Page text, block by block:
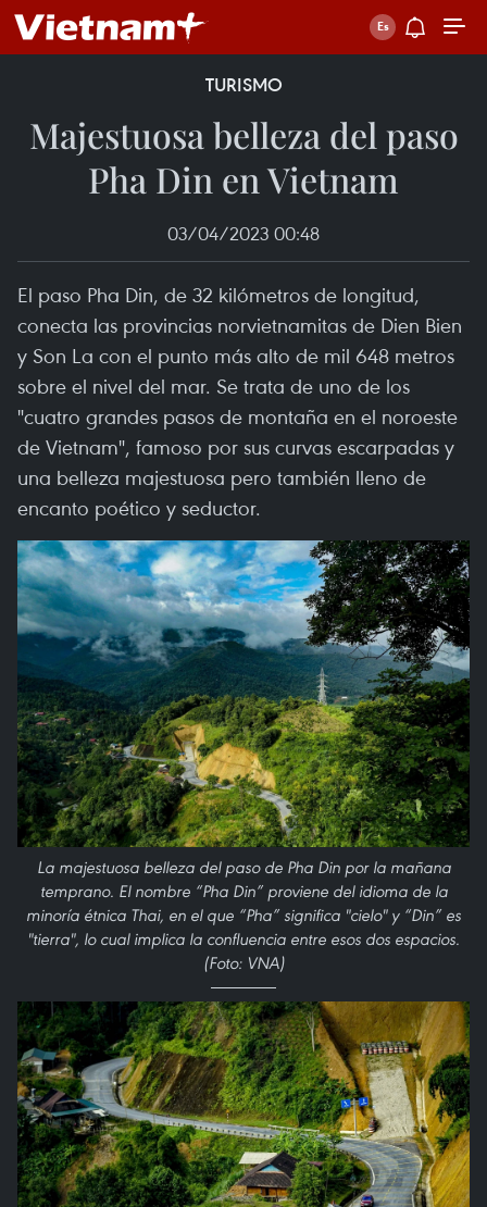
TURISMO
Majestuosa belleza del paso
Pha Din en Vietnam
03/04/2023 00:48
El paso Pha Din, de 32 kilómetros de longitud,
conecta las provincias norvietnamitas de Dien Bien
y Son La con el punto más alto de mil 648 metros
sobre el nivel del mar. Se trata de uno de los
"cuatro grandes pasos de montaña en el noroeste
de Vietnam", famoso por sus curvas escarpadas y
una belleza majestuosa pero también lleno de
encanto poético y seductor.
La majestuosa belleza del paso de Pha Din por la mañana
temprano. El nombre “Pha Din” proviene del idioma de la
minoría étnica Thai, en el que “Pha” significa "cielo" y “Din” es
"tierra", lo cual implica la confluencia entre esos dos espacios.
(Foto: VNA)